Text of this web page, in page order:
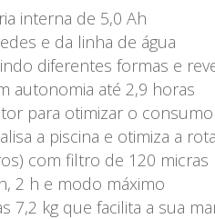
interna de 5,0 Ah
e da linha de água
diferentes formas e
autonomia até 2,9 horas
para otimizar o
a piscina e otimiza a
com filtro de 120 micras
2 h e modo máximo
7,2 kg que facilita a sua